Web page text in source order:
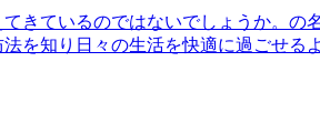
きているのではないでしょうか。
を知り日々の生活を快適に過ごせる